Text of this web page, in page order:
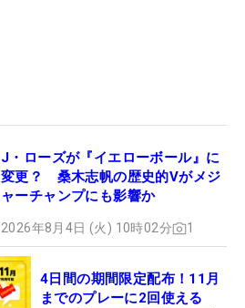
J・ローズが『イエローボール』に
変更？ 桑木志帆の歴史的Vがメジ
ャーチャンプにも影響か
2026年8月4日 (火) 10時02分 1
4日間の期間限定配布！11月
までのプレーに2回使える